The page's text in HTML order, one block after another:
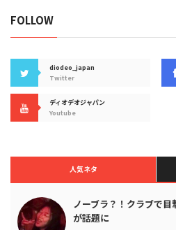
FOLLOW
diodeo_japan
Twitter
ディオデオジャパン
Youtube
人気ネタ
ノーブラ？！クラブで
が話題に